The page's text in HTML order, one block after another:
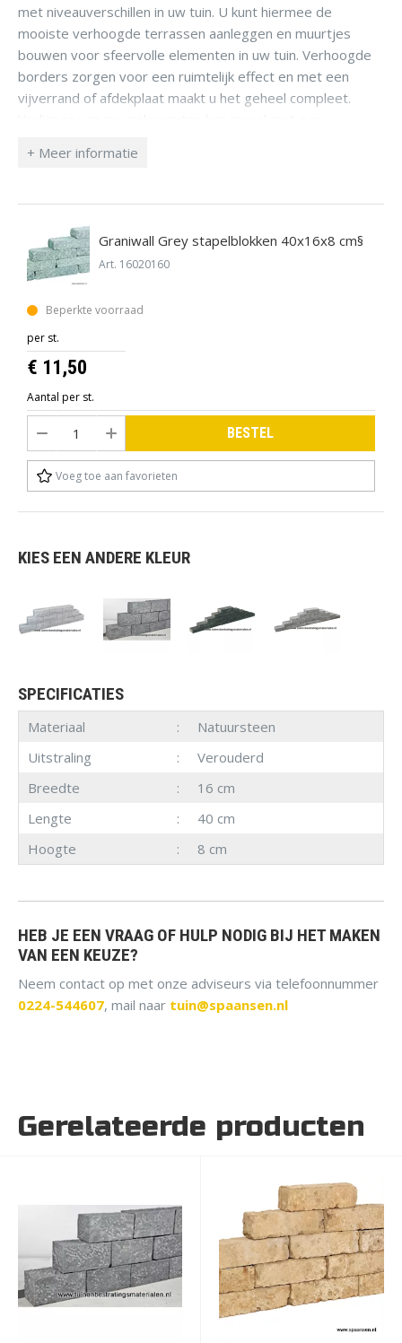
met niveauverschillen in uw tuin. U kunt hiermee de
mooiste verhoogde terrassen aanleggen en muurtjes
bouwen voor sfeervolle elementen in uw tuin. Verhoogde
borders zorgen voor een ruimtelijk effect en met een
vijverrand of afdekplaat maakt u het geheel compleet.
Graniwall Grey stapelblokken 40x16x8 cm§
Art. 16020160
Beperkte voorraad
per st.
€ 11,50
Aantal per st.
BESTEL
Voeg toe aan favorieten
KIES EEN ANDERE KLEUR
SPECIFICATIES
Materiaal
Natuursteen
Uitstraling
Verouderd
Breedte
16 cm
Lengte
40 cm
Hoogte
8 cm
HEB JE EEN VRAAG OF HULP NODIG BIJ HET MAKEN
VAN EEN KEUZE?
Neem contact op met onze adviseurs via telefoonnummer
0224-544607, mail naar tuin@spaansen.nl
Gerelateerde producten